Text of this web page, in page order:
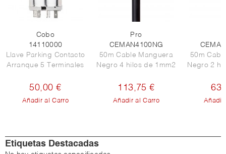
Cobo
14110000
Llave Parking Contacto
Arranque 5 Terminales
50,00 €
Añadir al Carro
Pro
CEMAN4100NG
50m Cable Manguera
Negro 4 hilos de 1mm2
113,75 €
Añadir al Carro
50m
Negro 2
Añadir
Etiquetas Destacadas